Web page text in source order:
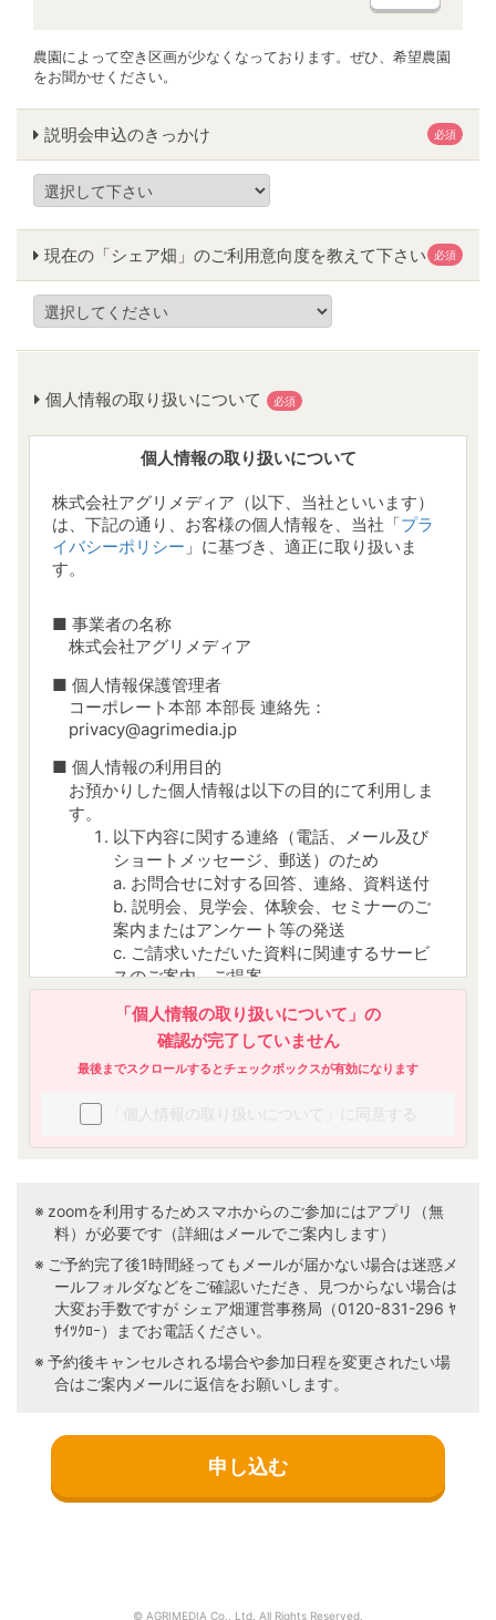
農園によって空き区画が少なくなっております。ぜひ、希望農園
をお聞かせください。
必須
説明会申込のきっかけ
必須
現在の「シェア畑」のご利用意向度を教えて下さい
個人情報の取り扱いについて 必須
個人情報の取り扱いについて
株式会社アグリメディア（以下、当社といいます）
は、下記の通り、お客様の個人情報を、当社「プラ
イバシーポリシー 」に基づき、適正に取り扱いま
す。
■ 事業者の名称
株式会社アグリメディア
■ 個人情報保護管理者
コーポレート本部 本部長 連絡先：
privacy@agrimedia.jp
■ 個人情報の利用目的
お預かりした個人情報は以下の目的にて利用しま
す。
以下内容に関する連絡（電話、メール及び
ショートメッセージ、郵送）のため
a. お問合せに対する回答、連絡、資料送付
b. 説明会、見学会、体験会、セミナーのご
案内またはアンケート等の発送
c. ご請求いただいた資料に関連するサービ
スのご案内、ご提案
いての広告及び宣伝を送付するため
参加者、受講者、顧客管理のため
今後のサービス改善・向上に役立てるため
て、会員様の属性・行動履歴等の分析に基
本「個人情報の取り扱いについて」に従っ
て、第三者に対する提供を行うため
※個人情報をお知らせ頂けなかった場合には、上記
の目的事項が実施できない場合がございますの
で、ご了承ください。
■ 個人情報の第三者提供について
1. 当社は、個人情報保護法等の法令に基づく場合
（1）お客様を識別することができない状態
で統計的なデータとして開示・提供すると
（3）公衆衛生の向上又は児童の健全な育成
「個人情報の取り扱いについて」の
確認が完了していません
最後までスクロールするとチェックボックスが有効になります
「個人情報の取り扱いについて」に同意する
zoomを利用するためスマホからのご参加にはアプリ（無
料）が必要です（詳細はメールでご案内します）
ご予約完了後1時間経ってもメールが届かない場合は迷惑メ
ールフォルダなどをご確認いただき、見つからない場合は
大変お手数ですが シェア畑運営事務局（0120-831-296 ﾔ
ｻｲﾂｸﾛｰ）までお電話ください。
予約後キャンセルされる場合や参加日程を変更されたい場
合はご案内メールに返信をお願いします。
© AGRIMEDIA Co., Ltd. All Rights Reserved.